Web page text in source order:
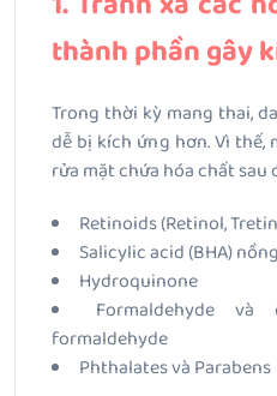
thành phần gây
Trong thời kỳ mang thai,
dễ bị kích ứng hơn. Vì thế,
rửa mặt chứa hóa chất sau
Retinoids (Retinol,
Salicylic acid (BHA)
Hydroquinone
Formaldehyde
formaldehyde
Phthalates và Parabens